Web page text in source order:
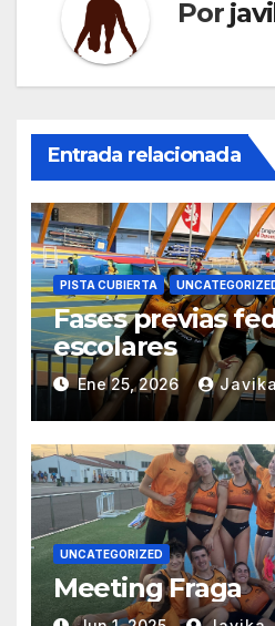
Por
Entrada relacionada
PISTA CUBIERTA
Fases previas
escolares
Ene 25, 2026 Javika
UNCATEGORIZED
Meeting Fraga